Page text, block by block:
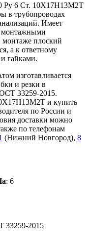
Ру 6 Ст. 10Х17Н13М2Т
в трубопроводах
Имеет
монтажными
монтаже плоский
а к ответному
гайками.
изготавливается
и резки в
33259-2015.
и купить
по России и
доставки можно
по телефонам
(Нижний Новгород), 8
: 6
33259-2015